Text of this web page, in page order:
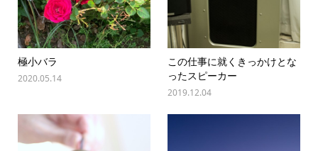
極小バラ
2020.05.14
この仕事に就くきっかけとな
ったスピーカー
2019.12.04